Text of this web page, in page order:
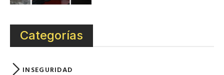
Categorías
INSEGURIDAD